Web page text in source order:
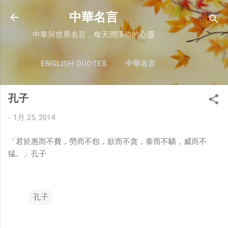
跳至主要內容
中華名言
中華與世界名言，每天潤澤你的心靈
ENGLISH QUOTES 中華名言
孔子
- 1月 25, 2014
「君於惠而不費，勞而不怨，欲而不貪，泰而不驕，威而不
猛。」孔子
孔子